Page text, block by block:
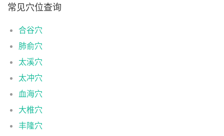
常见穴位查询
合谷穴
肺俞穴
太溪穴
太冲穴
血海穴
大椎穴
丰隆穴